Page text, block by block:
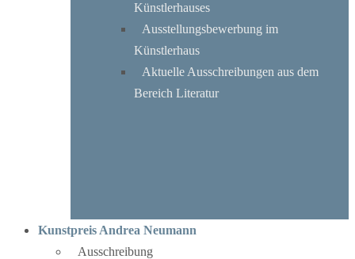
Künstlerhauses
Ausstellungsbewerbung im
Künstlerhaus
Aktuelle Ausschreibungen aus dem
Bereich Literatur
Kunstpreis Andrea Neumann
Ausschreibung